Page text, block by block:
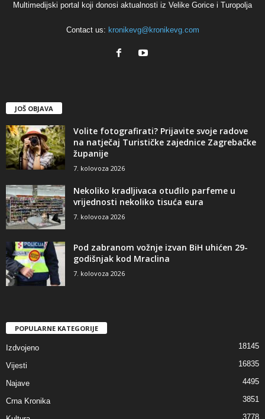
Multimedijski portal koji donosi aktualnosti iz Velike Gorice i Turopolja
Contact us: kronikevg@kronikevg.com
JOŠ OBJAVA
Volite fotografirati? Prijavite svoje radove
na natječaj Turističke zajednice Zagrebačke
županije
7. kolovoza 2026
Nekoliko kradljivaca otuđilo parfeme u
vrijednosti nekoliko tisuća eura
7. kolovoza 2026
Pod zabranom vožnje izvan BiH uhićen 29-
godišnjak kod Mraclina
7. kolovoza 2026
POPULARNE KATEGORIJE
Izdvojeno 18145
Vijesti 16835
Najave 4495
Crna Kronika 3851
3778